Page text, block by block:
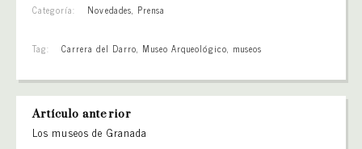
Categoría: Novedades, Prensa
Tag: Carrera del Darro, Museo Arqueológico, museos
Artículo anterior
Los museos de Granada